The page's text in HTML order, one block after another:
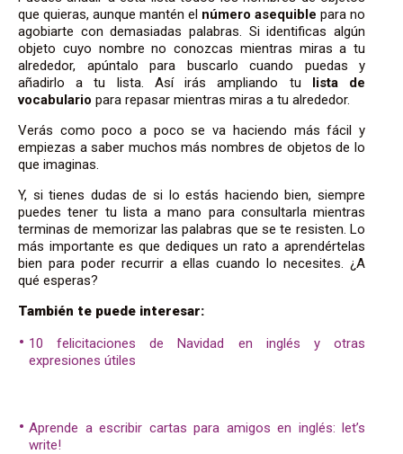
que quieras, aunque mantén el número asequible para no
agobiarte con demasiadas palabras. Si identificas algún
objeto cuyo nombre no conozcas mientras miras a tu
alrededor, apúntalo para buscarlo cuando puedas y
añadirlo a tu lista. Así irás ampliando tu lista de
vocabulario para repasar mientras miras a tu alrededor.
Verás como poco a poco se va haciendo más fácil y
empiezas a saber muchos más nombres de objetos de lo
que imaginas.
Y, si tienes dudas de si lo estás haciendo bien, siempre
puedes tener tu lista a mano para consultarla mientras
terminas de memorizar las palabras que se te resisten. Lo
más importante es que dediques un rato a aprendértelas
bien para poder recurrir a ellas cuando lo necesites. ¿A
qué esperas?
También te puede interesar:
10 felicitaciones de Navidad en inglés y otras
expresiones útiles
Aprende a escribir cartas para amigos en inglés: let’s
write!